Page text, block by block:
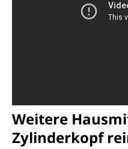
Weitere
Zylinderkopf